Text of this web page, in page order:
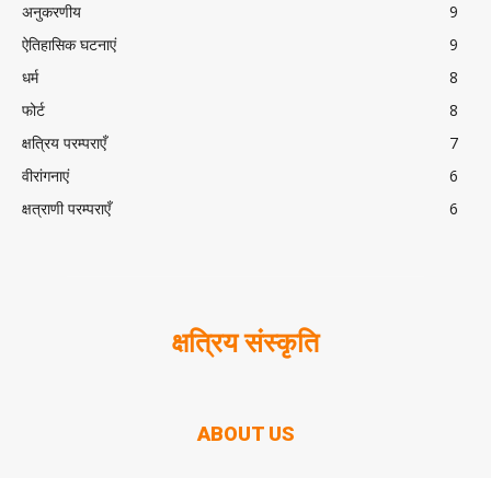
अनुकरणीय
9
ऐतिहासिक घटनाएं
9
धर्म
8
फोर्ट
8
क्षत्रिय परम्पराएँ
7
वीरांगनाएं
6
क्षत्राणी परम्पराएँ
6
क्षत्रिय संस्कृति
ABOUT US